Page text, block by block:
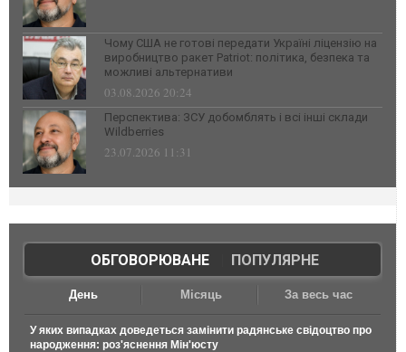
Чому США не готові передати Україні ліцензію на
виробництво ракет Patriot: політика, безпека та
можливі альтернативи
03.08.2026 20:24
Перспектива: ЗСУ добомблять і всі інші склади
Wildberries
23.07.2026 11:31
ОБГОВОРЮВАНЕ| ПОПУЛЯРНЕ
День Місяць За весь час
У яких випадках доведеться замінити радянське свідоцтво про
народження: роз'яснення Мін'юсту